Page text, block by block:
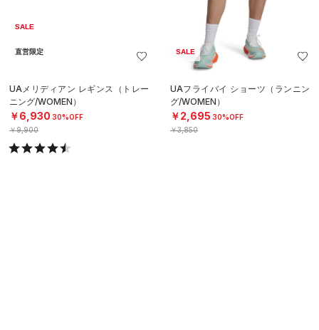
SALE
直営限定
UAメリディアン レギンス（トレー
ニング/WOMEN）
￥6,930 30%OFF
￥9,900
SALE
UAフライバイ ショーツ（ランニン
グ/WOMEN）
￥2,695 30%OFF
￥3,850